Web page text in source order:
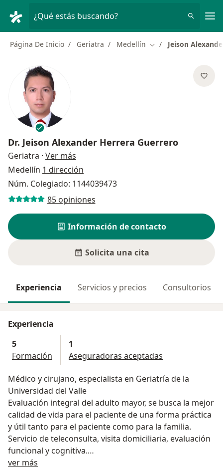
¿Qué estás buscando?
Página De Inicio Geriatra Medellín Cambiar de ciudad
Jeison
Dr. Jeison Alexander Herrera Guerrero
Geriatra · Ver más
Medellín 1 dirección
Núm. Colegiado: 1144039473
85 opiniones
Información de contacto
Solicita una cita
Experiencia Servicios y precios Consultorios
Experiencia
5
Formación
1
Aseguradoras aceptadas
Médico y cirujano, especialista en Geriatría de la
Universidad del Valle
Evaluación integral del adulto mayor, se busca la mejor
calidad de vida para el paciente de una forma práctica
y útil tanto para el paciente como para la familia.
Servicio de teleconsulta, visita domiciliaria, evaluación
funcional y cognitiva.
Especialista en Gerencia de servicios de salud, con lo
ver más